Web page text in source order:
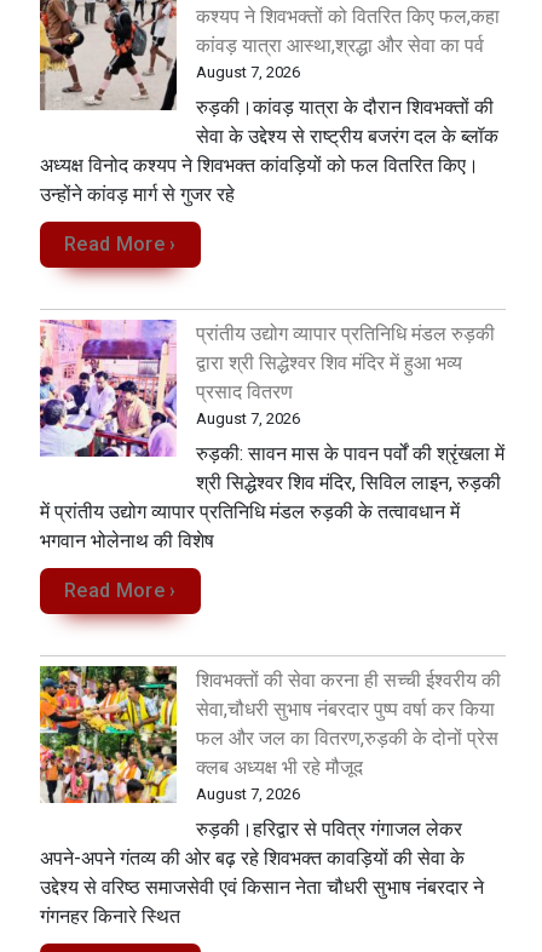
कश्यप ने शिवभक्तों को वितरित किए फल,कहा
कांवड़ यात्रा आस्था,श्रद्धा और सेवा का पर्व
August 7, 2026
रुड़की।कांवड़ यात्रा के दौरान शिवभक्तों की
सेवा के उद्देश्य से राष्ट्रीय बजरंग दल के ब्लॉक
अध्यक्ष विनोद कश्यप ने शिवभक्त कांवड़ियों को फल वितरित किए।
उन्होंने कांवड़ मार्ग से गुजर रहे
Read More ›
प्रांतीय उद्योग व्यापार प्रतिनिधि मंडल रुड़की
द्वारा श्री सिद्धेश्वर शिव मंदिर में हुआ भव्य
प्रसाद वितरण
August 7, 2026
​रुड़की: सावन मास के पावन पर्वों की श्रृंखला में
श्री सिद्धेश्वर शिव मंदिर, सिविल लाइन, रुड़की
में प्रांतीय उद्योग व्यापार प्रतिनिधि मंडल रुड़की के तत्वावधान में
भगवान भोलेनाथ की विशेष
Read More ›
शिवभक्तों की सेवा करना ही सच्ची ईश्वरीय की
सेवा,चौधरी सुभाष नंबरदार पुष्प वर्षा कर किया
फल और जल का वितरण,रुड़की के दोनों प्रेस
क्लब अध्यक्ष भी रहे मौजूद
August 7, 2026
रुड़की।हरिद्वार से पवित्र गंगाजल लेकर
अपने-अपने गंतव्य की ओर बढ़ रहे शिवभक्त कावड़ियों की सेवा के
उद्देश्य से वरिष्ठ समाजसेवी एवं किसान नेता चौधरी सुभाष नंबरदार ने
गंगनहर किनारे स्थित